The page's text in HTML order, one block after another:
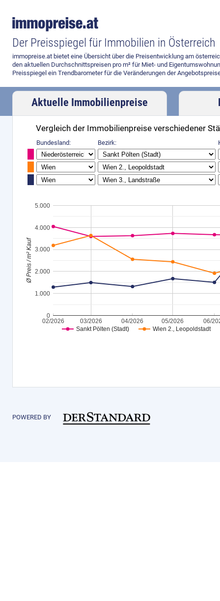
Der Preisspiegel für Immobilien in Österreich
immopreise.at bietet eine Übersicht über die Preisentwicklung am
den aktuellen Durchschnittspreisen pro m² für Miet- und
Preisspiegel ein Trendbarometer für die Veränderungen der
Aktuelle Immobilienpreise
Preisvergleich
Vergleich der Immobilienpreise verschiedener
Bundesland: Bezirk:
Sankt Pölten (Stadt) Wien 2., Leopoldstadt
02/2026 03/2026 04/2026 05/2026 06/
0
1.000
2.000
3.000
4.000
5.000
Ø
P
r
e
i
s
/
m
²
K
a
u
f
POWERED BY